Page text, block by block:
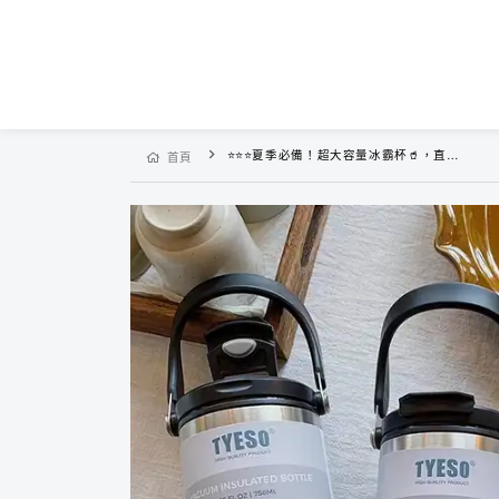
首頁 ⭐⭐⭐夏季必備！超大容量冰霸杯🥤，直飲+吸管雙飲口，手提設計方便攜帶，贈送可愛的🐶貼紙+全套清潔工具🥰